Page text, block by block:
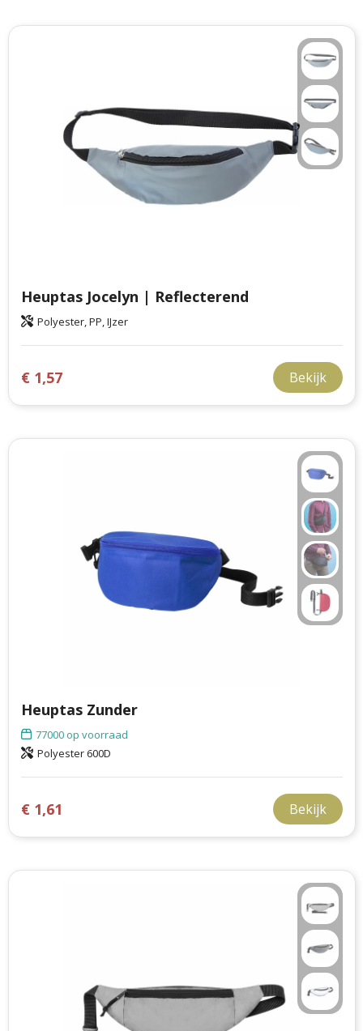
Heuptas Jocelyn | Reflecterend
Polyester, PP, IJzer
€ 1,57 Bekijk
Heuptas Zunder
77000op voorraad
Polyester 600D
€ 1,61 Bekijk